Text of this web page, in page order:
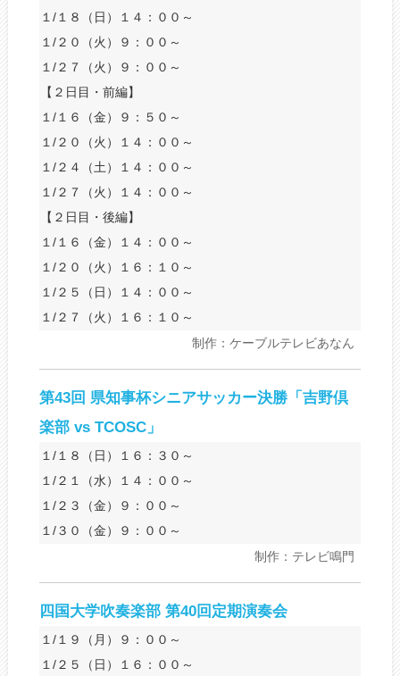
１/１８（日）１４：００～
１/２０（火）９：００～
１/２７（火）９：００～
【２日目・前編】
１/１６（金）９：５０～
１/２０（火）１４：００～
１/２４（土）１４：００～
１/２７（火）１４：００～
【２日目・後編】
１/１６（金）１４：００～
１/２０（火）１６：１０～
１/２５（日）１４：００～
１/２７（火）１６：１０～
制作：ケーブルテレビあなん
第43回 県知事杯シニアサッカー決勝「吉野倶
楽部 vs TCOSC」
１/１８（日）１６：３０～
１/２１（水）１４：００～
１/２３（金）９：００～
１/３０（金）９：００～
制作：テレビ鳴門
四国大学吹奏楽部 第40回定期演奏会
１/１９（月）９：００～
１/２５（日）１６：００～